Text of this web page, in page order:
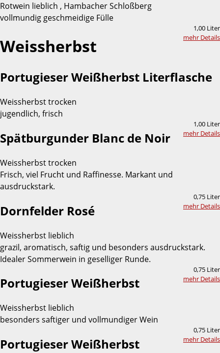
Rotwein lieblich , Hambacher Schloßberg
vollmundig geschmeidige Fülle
1,00 Liter
mehr Details
Weissherbst
Portugieser Weißherbst Literflasche
Weissherbst trocken
jugendlich, frisch
1,00 Liter
mehr Details
Spätburgunder Blanc de Noir
Weissherbst trocken
Frisch, viel Frucht und Raffinesse. Markant und
ausdruckstark.
0,75 Liter
mehr Details
Dornfelder Rosé
Weissherbst lieblich
grazil, aromatisch, saftig und besonders ausdruckstark.
Idealer Sommerwein in geselliger Runde.
0,75 Liter
mehr Details
Portugieser Weißherbst
Weissherbst lieblich
besonders saftiger und vollmundiger Wein
0,75 Liter
mehr Details
Portugieser Weißherbst